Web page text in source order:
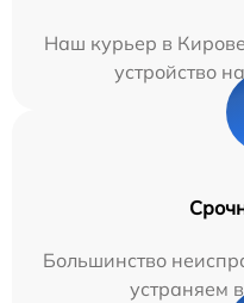
Наш курьер в
устройство
Большинство
устраняем